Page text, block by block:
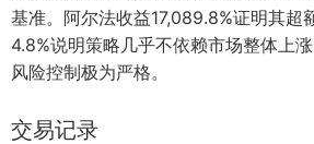
基准。阿尔法收益17,089.8%证明其超
4.8%说明策略几乎不依赖市场整体上
风险控制极为严格。
交易记录